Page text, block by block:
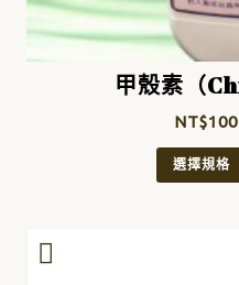
甲殼素（
NT$100
選擇規格